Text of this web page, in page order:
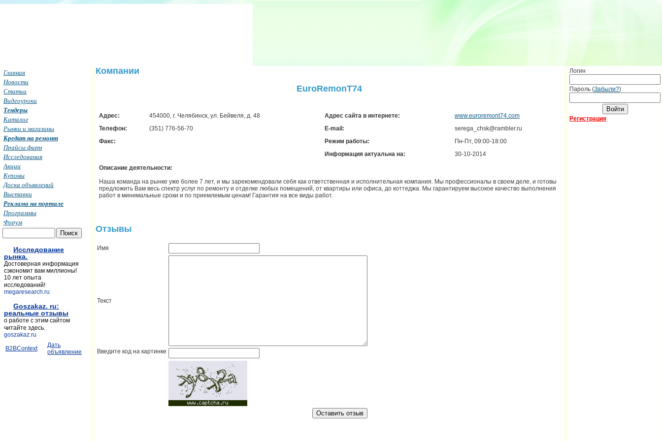
Компании
EuroRemonT74
Адрес: 454000, г. Челябинск, ул. Бейвеля, д. 48 Адрес сайта в интернете:
www.euroremont74.com
Телефон:
(351) 776-56-70 E-mail:
serega_chsk@rambler.ru
Факс:
Режим работы:
Пн-Пт, 09:00-18:00
Информация актуальна на:
30-10-2014
Описание деятельности:
Наша команда на рынке уже более 7 лет, и мы зарекомендовали себя как ответственная и исполнительная компания. Мы профессионалы в своем деле, и готовы
предложить Вам весь спектр услуг по ремонту и отделке любых помещений, от квартиры или офиса, до коттеджа. Мы гарантируем высокое качество выполнения
работ в минимальные сроки и по приемлемым ценам! Гарантия на все виды работ.
Отзывы
Имя
Текст
Введите код на картинке
Главная
Новости
Статьи
Видеоуроки
Тендеры
Каталог
Рынки и магазины
Кредит на ремонт
Прайсы фирм
Исследования
Акции
Купоны
Доска объявлений
Выставки
Реклама на портале
Программы
Форум
Исследование
рынка.
Достоверная информация
сэкономит вам миллионы!
10 лет опыта
исследований!
megaresearch.ru
Goszakaz. ru:
реальные отзывы
о работе с этим сайтом
читайте здесь.
goszakaz.ru
B2BContext
Дать
объявление
Логин
Пароль (Забыли?)
Регистрация